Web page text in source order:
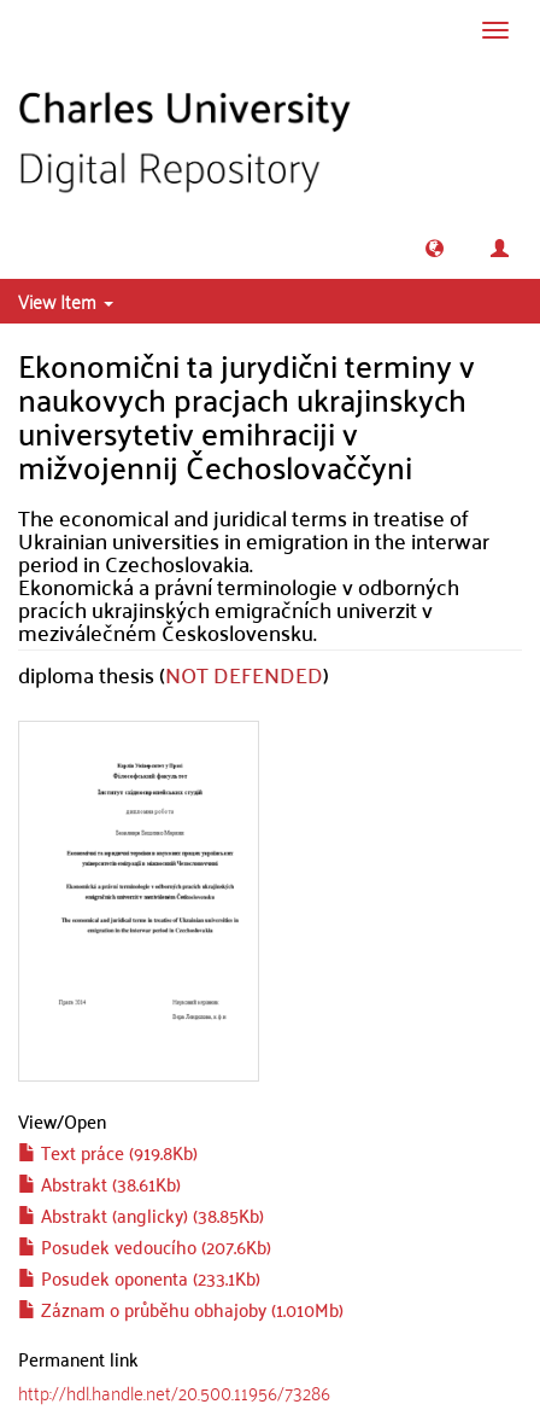
View Item
Ekonomični ta jurydični terminy v
naukovych pracjach ukrajinskych
universytetiv emihraciji v
mižvojennij Čechoslovaččyni
The economical and juridical terms in treatise of
Ukrainian universities in emigration in the interwar
period in Czechoslovakia.
Ekonomická a právní terminologie v odborných
pracích ukrajinských emigračních univerzit v
meziválečném Československu.
diploma thesis (NOT DEFENDED)
View/Open
Text práce (919.8Kb)
Abstrakt (38.61Kb)
Abstrakt (anglicky) (38.85Kb)
Posudek vedoucího (207.6Kb)
Posudek oponenta (233.1Kb)
Záznam o průběhu obhajoby (1.010Mb)
Permanent link
http://hdl.handle.net/20.500.11956/73286